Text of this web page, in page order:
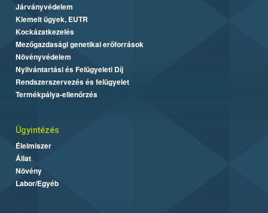
Járványvédelem
Kiemelt ügyek, EUTR
Kockázatkezelés
Mezőgazdasági genetikai erőforrások
Növényvédelem
Nyilvántartási és Felügyeleti Díj
Rendszerszervezés és felügyelet
Termékpálya-ellenőrzés
Ügyintézés
Élelmiszer
Állat
Növény
Labor/Egyéb